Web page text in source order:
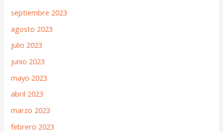
septiembre 2023
agosto 2023
julio 2023
junio 2023
mayo 2023
abril 2023
marzo 2023
febrero 2023